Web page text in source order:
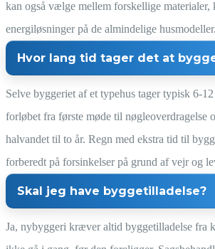
kan også vælge mellem forskellige materialer,
energiløsninger på de almindelige husmodeller.
Hvor lang tid tager det at
Selve byggeriet af et typehus tager typisk 6-
forløbet fra første møde til nøgleoverdragelse
halvandet til to år. Regn med ekstra tid til
forberedt på forsinkelser på grund af vejr og
Skal jeg have byggetilladelse?
Ja, nybyggeri kræver altid byggetilladelse fra